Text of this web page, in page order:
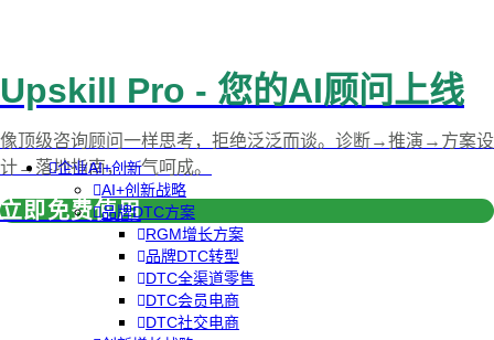
企业AI+创新
AI+创新战略
品牌DTC方案
RGM增长方案
品牌DTC转型
DTC全渠道零售
DTC会员电商
DTC社交电商
Upskill Pro - 您的AI顾问上线
像顶级咨询顾问一样思考，拒绝泛泛而谈。诊断→推演→方案设
计→落地指南，一气呵成。
立即免费使用